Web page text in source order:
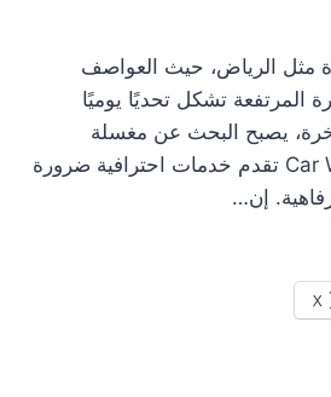
مثل الرياض، حيث العواصف
المرتفعة تشكل تحديًا يوميًا
يصبح البحث عن مغسلة
سيارات Car Wash Polish تقدم خدمات احترافية ضرورة
إن…
X